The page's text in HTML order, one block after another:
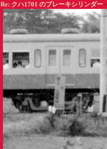
Re: クハ1701 のブレーキシリンダー-